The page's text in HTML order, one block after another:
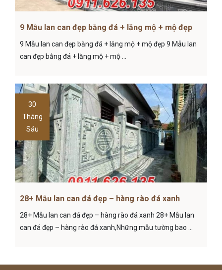
9 Mẫu lan can đẹp bằng đá + lăng mộ + mộ đẹp
9 Mẫu lan can đẹp bằng đá + lăng mộ + mộ đẹp 9 Mẫu lan
can đẹp bằng đá + lăng mộ + mộ ...
30
Tháng
Sáu
28+ Mẫu lan can đá đẹp – hàng rào đá xanh
28+ Mẫu lan can đá đẹp – hàng rào đá xanh 28+ Mẫu lan
can đá đẹp – hàng rào đá xanh,Những mẫu tường bao ...